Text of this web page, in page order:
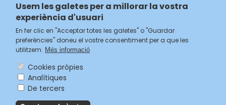
Follow us
Menú
legal
Usem les galetes per a millorar la vostra
experiència d'usuari
En fer clic en "Acceptar totes les galetes" o "Guardar
preferències" doneu el vostre consentiment per a que les
utilitzem. Més informació
Cookies pròpies
Analítiques
De tercers